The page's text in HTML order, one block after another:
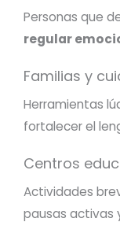
Personas que
regular
Familias y
Herramientas
fortalecer el
Centros
Actividades
pausas activas